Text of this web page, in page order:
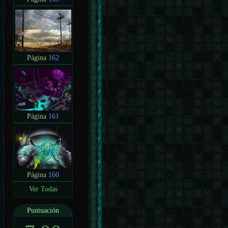
Página 162
Página 161
Página 160
Ver Todas
Puntuación